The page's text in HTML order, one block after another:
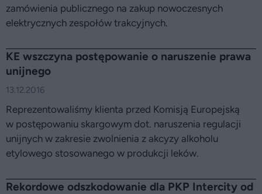
zamówienia publicznego na zakup nowoczesnych
elektrycznych zespołów trakcyjnych.
KE wszczyna postępowanie o naruszenie prawa
unijnego
13.12.2016
Reprezentowaliśmy klienta przed Komisją Europejską
w postępowaniu skargowym dot. naruszenia regulacji
unijnych w zakresie zwolnienia z akcyzy alkoholu
etylowego stosowanego w produkcji leków.
Rekordowe odszkodowanie dla PKP Intercity od